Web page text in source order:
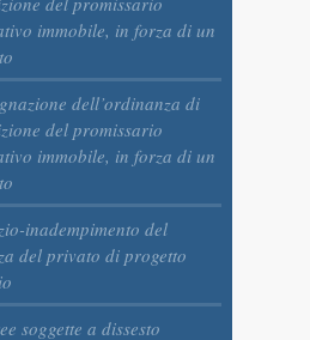
immobile, in forza di un
dell’ordinanza di
del promissario
immobile, in forza di un
inadempimento del
del privato di progetto
soggette a dissesto